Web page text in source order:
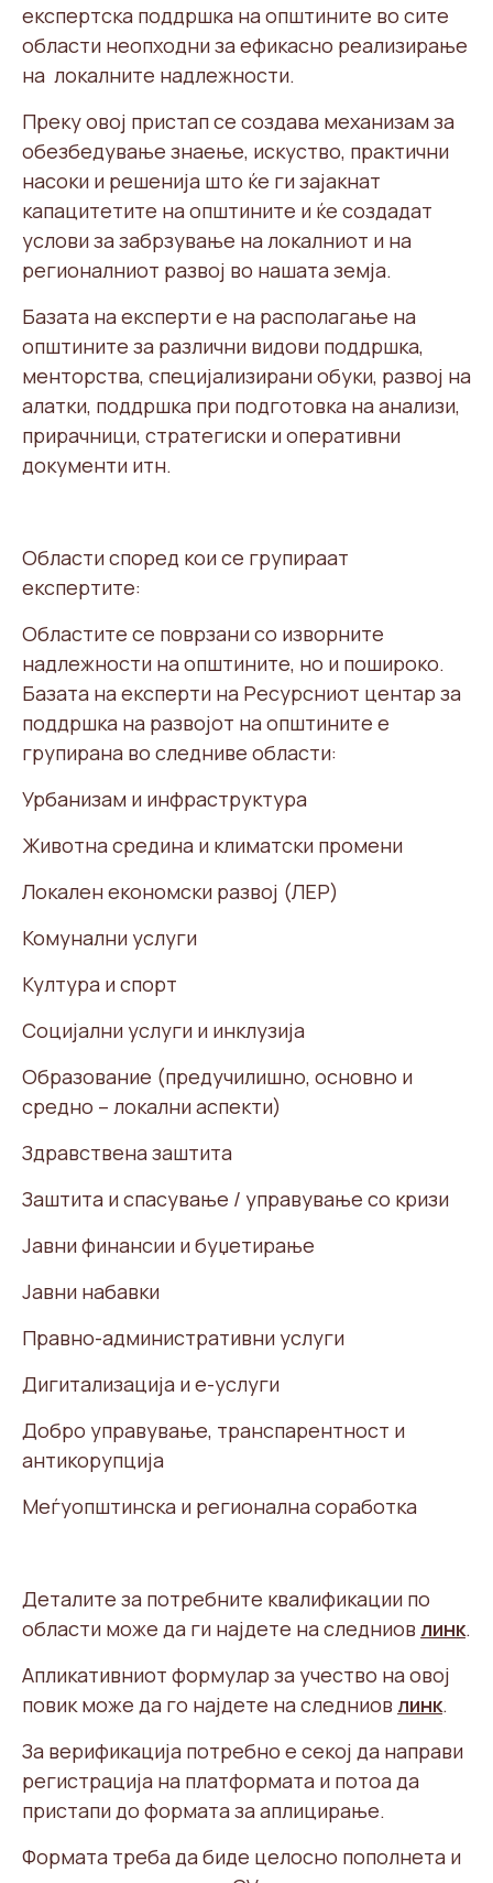
експертска поддршка на општините во сите
области неопходни за ефикасно реализирање
на локалните надлежности.
Преку овој пристап се создава механизам за
обезбедување знаење, искуство, практични
насоки и решенија што ќе ги зајакнат
капацитетите на општините и ќе создадат
услови за забрзување на локалниот и на
регионалниот развој во нашата земја.
Базата на експерти е на располагање на
општините за различни видови поддршка,
менторства, специјализирани обуки, развој на
алатки, поддршка при подготовка на анализи,
прирачници, стратегиски и оперативни
документи итн.
Области според кои се групираат
експертите:
Областите се поврзани со изворните
надлежности на општините, но и пошироко.
Базата на експерти на Ресурсниот центар за
поддршка на развојот на општините е
групирана во следниве области:
Урбанизам и инфраструктура
Животна средина и климатски промени
Локален економски развој (ЛЕР)
Комунални услуги
Култура и спорт
Социјални услуги и инклузија
Образование (предучилишно, основно и
средно – локални аспекти)
Здравствена заштита
Заштита и спасување / управување со кризи
Јавни финансии и буџетирање
Јавни набавки
Правно-административни услуги
Дигитализација и е-услуги
Добро управување, транспарентност и
антикорупција
Меѓуопштинска и регионална соработка
Деталите за потребните квалификации по
области може да ги најдете на следниов линк.
Апликативниот формулар за учество на овој
повик може да го најдете на следниов линк.
За верификација потребно е секој да направи
регистрација на платформата и потоа да
пристапи до формата за аплицирање.
Формата треба да биде целосно пополнета и